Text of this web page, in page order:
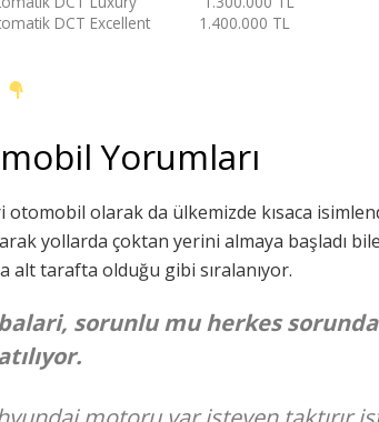
DCT Excellent 1.400.000 TL
Yorumları
otomobil olarak da ülkemizde kısaca
yollarda çoktan yerini almaya başladı
alt tarafta olduğu gibi sıralanıyor.
sorunlu mu herkes